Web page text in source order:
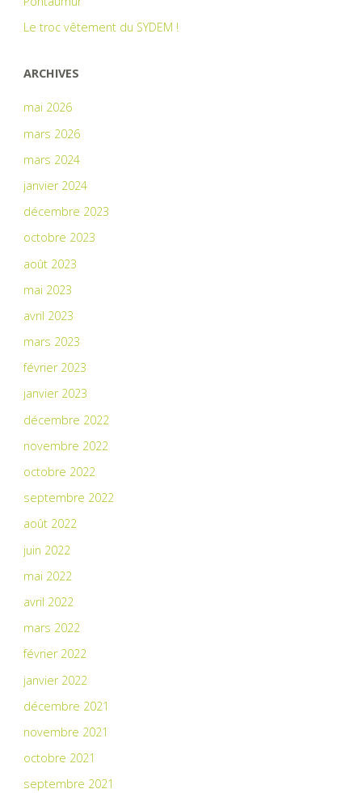
Le troc vêtement du SYDEM !
ARCHIVES
mai 2026
mars 2026
mars 2024
janvier 2024
décembre 2023
octobre 2023
août 2023
mai 2023
avril 2023
mars 2023
février 2023
janvier 2023
décembre 2022
novembre 2022
octobre 2022
septembre 2022
août 2022
juin 2022
mai 2022
avril 2022
mars 2022
février 2022
janvier 2022
décembre 2021
novembre 2021
octobre 2021
septembre 2021